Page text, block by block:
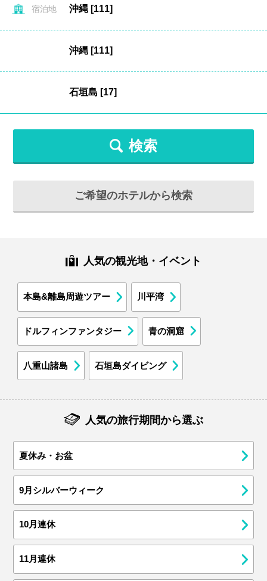
宿泊地
検索
ご希望のホテルから検索
人気の観光地・イベント
本島&離島周遊ツアー 川平湾
ドルフィンファンタジー 青の洞窟
八重山諸島 石垣島ダイビング
人気の旅行期間から選ぶ
夏休み・お盆
9月シルバーウィーク
10月連休
11月連休